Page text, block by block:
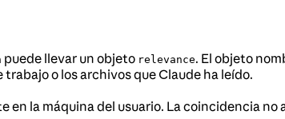
puede llevar un objeto relevance. El objeto
o los archivos que Claude ha leído.
en la máquina del usuario. La coincidencia